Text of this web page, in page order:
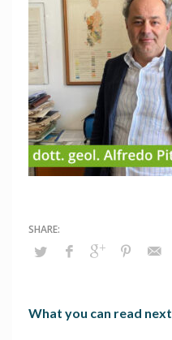
What you can read next